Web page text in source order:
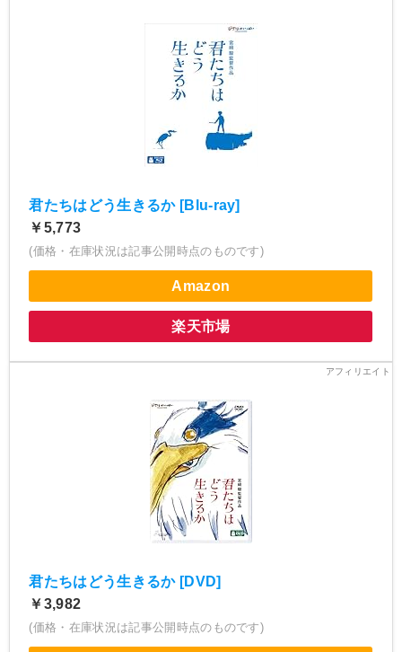
君たちはどう生きるか [Blu-ray]
￥5,773
(価格・在庫状況は記事公開時点のものです)
Amazon
楽天市場
君たちはどう生きるか [DVD]
￥3,982
(価格・在庫状況は記事公開時点のものです)